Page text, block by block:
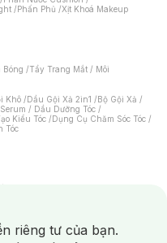
/Phấn Phủ /Xịt Khoá Makeup
Bóng /Tẩy Trang Mắt / Môi
Khô /Dầu Gội Xả 2in1 /Bộ Gội Xả /
Serum / Dầu Dưỡng Tóc /
Kiểu Tóc /Dụng Cụ Chăm Sóc Tóc /
Tóc
Xông Hơi /Nước Rửa Tay/
/Bàn Chải Điện/
riêng tư của bạn.